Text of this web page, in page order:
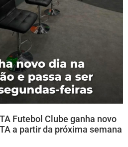
Futebol Clube ganha novo
a partir da próxima semana